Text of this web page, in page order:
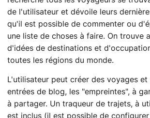
de l'utilisateur et dévoile leurs
qu'il est possible de commenter ou
une liste de choses à faire. On trouve
d'idées de destinations et
toutes les régions du monde.
L'utilisateur peut créer des voyages
entrées de blog, les "empreintes", à
à partager. Un traqueur de trajets, à
est inclus (il est possible de